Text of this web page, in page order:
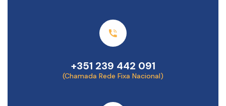
+351 239 442 091
(Chamada Rede Fixa Nacional)